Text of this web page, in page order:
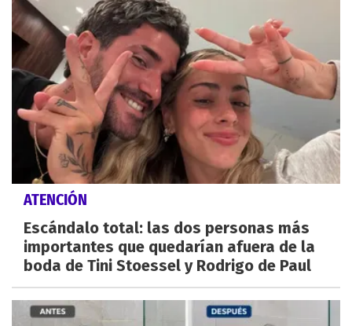
ATENCIÓN
Escándalo total: las dos personas más
importantes que quedarían afuera de la
boda de Tini Stoessel y Rodrigo de Paul